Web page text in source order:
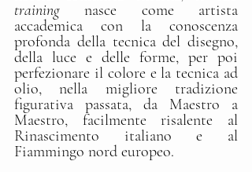
training nasce come artista
accademica con la conoscenza
profonda della tecnica del disegno,
della luce e delle forme, per poi
perfezionare il colore e la tecnica ad
olio, nella migliore tradizione
figurativa passata, da Maestro a
Maestro, facilmente risalente al
Rinascimento italiano e al
Fiammingo nord europeo.